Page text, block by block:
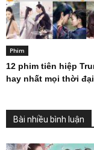
Phim
12 phim tiên hiệp
hay nhất mọi thời
Bài nhiều bình luận